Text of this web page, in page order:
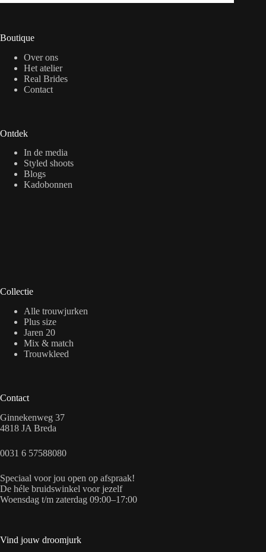
Boutique
Over ons
Het atelier
Real Brides
Contact
Ontdek
In de media
Styled shoots
Blogs
Kadobonnen
Collectie
Alle trouwjurken
Plus size
Jaren 20
Mix & match
Trouwkleed
Contact
Ginnekenweg 37
4818 JA Breda
0031 6 57588080
Speciaal voor jou open op afspraak!
De héle bruidswinkel voor jezelf
Woensdag t/m zaterdag 09:00–17:00
Vind jouw droomjurk